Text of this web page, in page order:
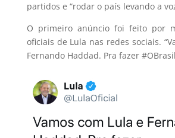
partidos e “rodar o país levando a
O primeiro anúncio foi feito por
oficiais de Lula nas redes sociais.
Fernando Haddad. Pra fazer